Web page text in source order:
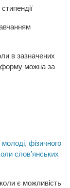
в зазначених
форму можна за
молоді, фізичного
слов’янських
є можливість